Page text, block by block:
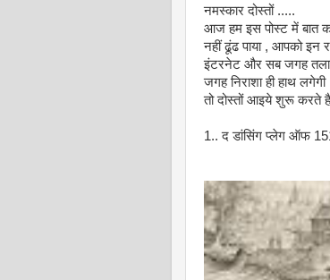
नमस्कार दोस्तों .....
आज हम इस पोस्ट में बात
नहीं ढूंढ पाया , आपको इन
इंटरनेट और सब जगह
जगह निराशा ही हाथ
तो दोस्तों आइये शुरू करते
1.. द डांसिंग प्लेग ऑफ